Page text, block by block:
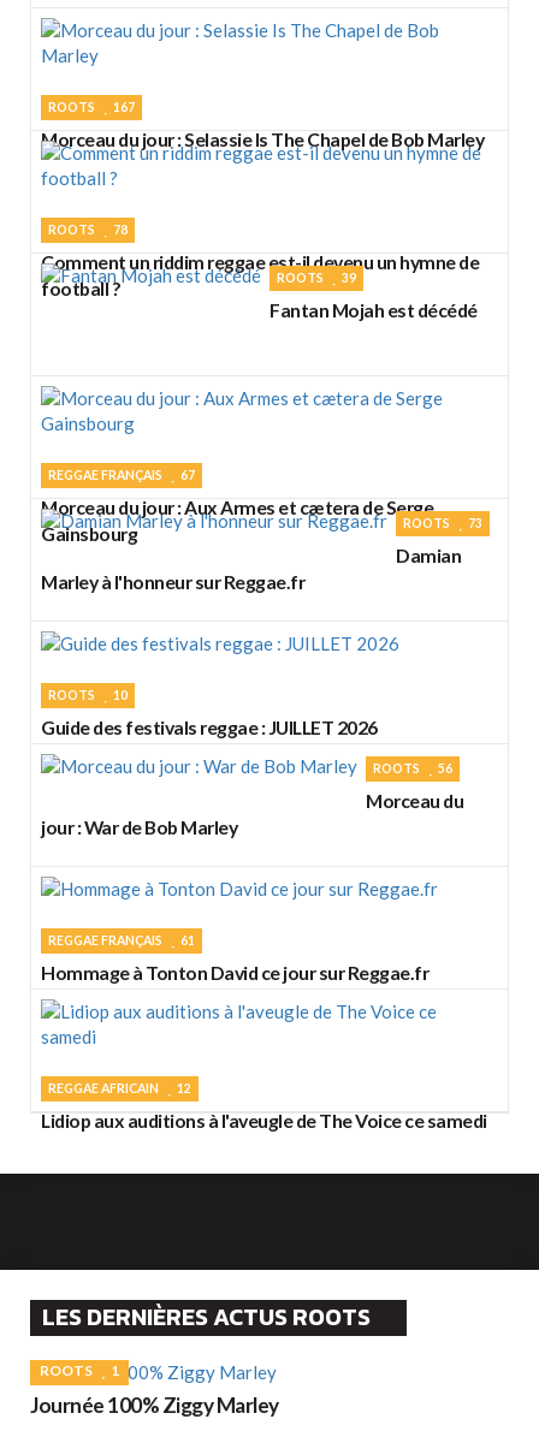
ROOTS 167
Morceau du jour : Selassie Is The Chapel de Bob Marley
ROOTS 78
Comment un riddim reggae est-il devenu un hymne de
football ?
ROOTS 39
Fantan Mojah est décédé
REGGAE FRANÇAIS 67
Morceau du jour : Aux Armes et cætera de Serge
Gainsbourg
ROOTS 73
Damian
Marley à l'honneur sur Reggae.fr
ROOTS 10
Guide des festivals reggae : JUILLET 2026
ROOTS 56
Morceau du
jour : War de Bob Marley
REGGAE FRANÇAIS 61
Hommage à Tonton David ce jour sur Reggae.fr
REGGAE AFRICAIN 12
Lidiop aux auditions à l'aveugle de The Voice ce samedi
LES DERNIÈRES ACTUS ROOTS
ROOTS 1
Journée 100% Ziggy Marley